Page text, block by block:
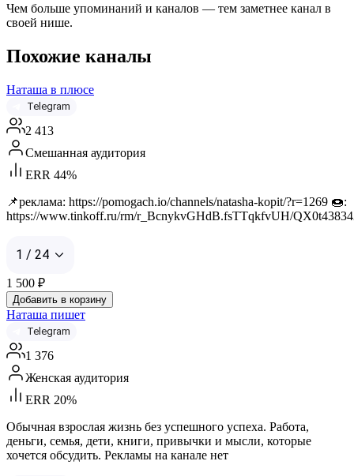
Чем больше упоминаний и каналов — тем заметнее канал в
своей нише.
Похожие каналы
Наташа в плюсе
Telegram
2 413
Смешанная аудитория
ERR 44%
📌реклама: https://pomogach.io/channels/natasha-kopit/?r=1269 🍩:
https://www.tinkoff.ru/rm/r_BcnykvGHdB.fsTTqkfvUH/
1 / 24
1 500 ₽
Добавить в корзину
Наташа пишет
Telegram
1 376
Женская аудитория
ERR 20%
Обычная взрослая жизнь без успешного успеха. Работа,
деньги, семья, дети, книги, привычки и мысли, которые
хочется обсудить. Рекламы на канале нет